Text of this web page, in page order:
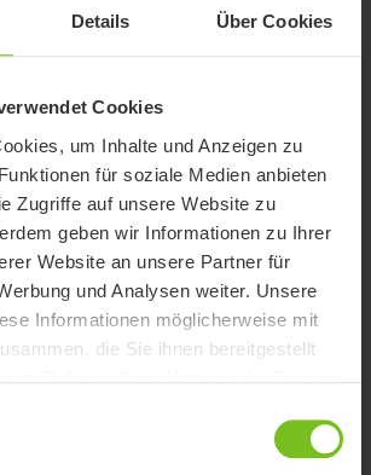
Details Über Cookies
Cookies
um Inhalte und Anzeigen zu
für soziale Medien anbieten
Zugriffe auf unsere Website zu
geben wir Informationen zu Ihrer
Website an unsere Partner für
und Analysen weiter. Unsere
Informationen möglicherweise mit
die Sie ihnen bereitgestellt
Neu